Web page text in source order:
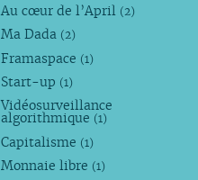
Au cœur de l’April (2)
Ma Dada (2)
Framaspace (1)
Start-up (1)
Vidéosurveillance
algorithmique (1)
Capitalisme (1)
Monnaie libre (1)